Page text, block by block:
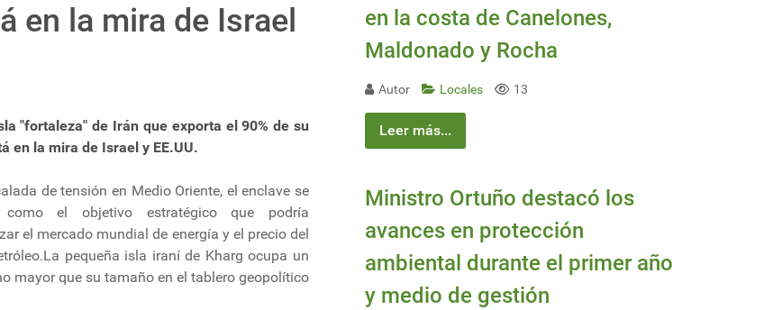
en la mira de Israel
"fortaleza" de Irán que exporta el 90% de su
en la mira de Israel y EE.UU.
de tensión en Medio Oriente, el enclave se
como el objetivo estratégico que podría
el mercado mundial de energía y el precio del
pequeña isla iraní de Kharg ocupa un
mayor que su tamaño en el tablero geopolítico
en la costa de Canelones,
Maldonado y Rocha
Autor Locales 13
Leer más...
Ministro Ortuño destacó los
avances en protección
ambiental durante el primer año
y medio de gestión